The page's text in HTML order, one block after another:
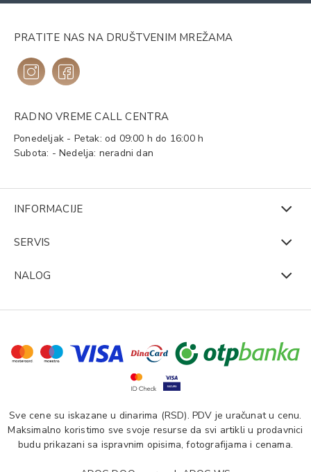
PRATITE NAS NA DRUŠTVENIM MREŽAMA
RADNO VREME CALL CENTRA
Ponedeljak - Petak: od 09:00 h do 16:00 h
Subota: - Nedelja: neradni dan
INFORMACIJE
SERVIS
NALOG
Sve cene su iskazane u dinarima (RSD). PDV je uračunat u cenu.
Maksimalno koristimo sve svoje resurse da svi artikli u prodavnici
budu prikazani sa ispravnim opisima, fotografijama i cenama.